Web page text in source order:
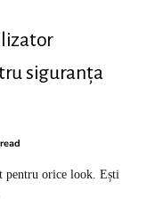
siguranța
pentru orice look. Ești